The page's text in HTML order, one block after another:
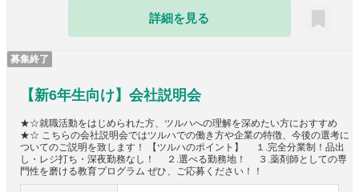
詳細を見る
募集終了
【新6年生向け】会社説明会
★☆就職活動をはじめられた方、ツルハへの理解を深めたい方におすすめ
★☆ こちらの会社説明会ではツルハでの働き方や企業の特徴、今後の選考に
ついてのご説明を致します！ 【ツルハのポイント】 １.完全分業制！品出
し・レジ打ち・深夜勤務なし！ ２.選べる勤務地！ ３.薬剤師としての専
門性を磨ける教育プログラム ぜひ、ご応募ください！！